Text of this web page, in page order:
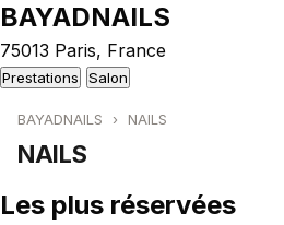
BAYADNAILS
75013 Paris, France
Prestations Salon
BAYADNAILS › NAILS
NAILS
Les plus réservées